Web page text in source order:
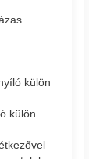
külön
külön